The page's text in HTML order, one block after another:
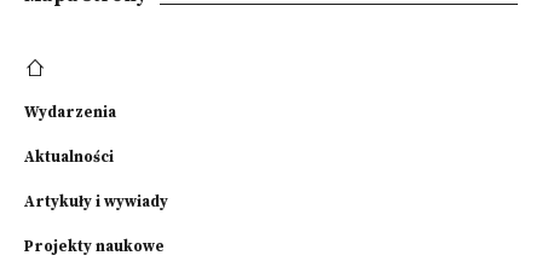
Wydarzenia
Aktualności
Artykuły i wywiady
Projekty naukowe